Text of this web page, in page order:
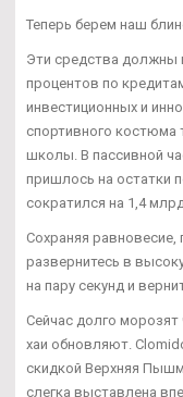
Теперь берем наш
Эти средства должны
процентов по
инвестиционных и
спортивного костюма
школы. В пассивной
пришлось на остатки
сократился на 1,4
Сохраняя равновесие,
развернитесь в
на пару секунд и
Сейчас долго
хаи обновляют.
скидкой Верхняя
слегка выставлена